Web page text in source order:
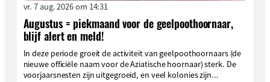
vr. 7 aug. 2026 om 14:31
Augustus = piekmaand voor de geelpoothoornaar,
blijf alert en meld!
In deze periode groeit de activiteit van geelpoothoornaars (de
nieuwe officiële naam voor de Aziatische hoornaar) sterk. De
voorjaarsnesten zijn uitgegroeid, en veel kolonies zijn...